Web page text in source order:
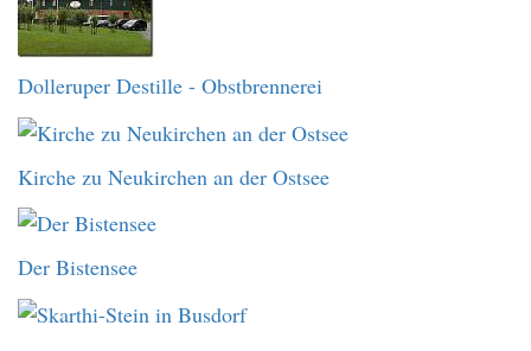
Dolleruper Destille - Obstbrennerei
Kirche zu Neukirchen an der Ostsee
Der Bistensee